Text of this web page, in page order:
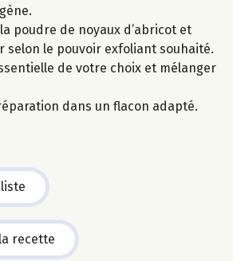
poudre de noyaux d’abricot et
selon le pouvoir exfoliant souhaité.
de votre choix et mélanger
dans un flacon adapté.
recette